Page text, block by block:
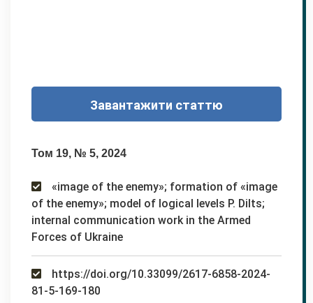
Завантажити статтю
Том 19, № 5, 2024
«image of the enemy»; formation of «image
of the enemy»; model of logical levels P. Dilts;
internal communication work in the Armed
Forces of Ukraine
https://doi.org/10.33099/2617-6858-2024-
81-5-169-180